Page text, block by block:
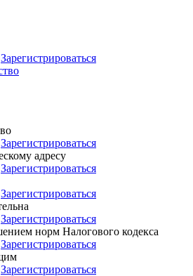
Зарегистрироваться
Зарегистрироваться
адресу
Зарегистрироваться
Зарегистрироваться
Зарегистрироваться
норм Налогового кодекса
Зарегистрироваться
Зарегистрироваться